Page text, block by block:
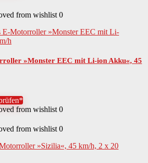
from wishlist 0
»Monster EEC mit Li-ion Akku«, 45
from wishlist 0
from wishlist 0